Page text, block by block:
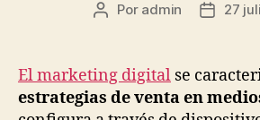
Autor
publicación
Por admin
Fecha
27
El marketing digital se
estrategias de venta en